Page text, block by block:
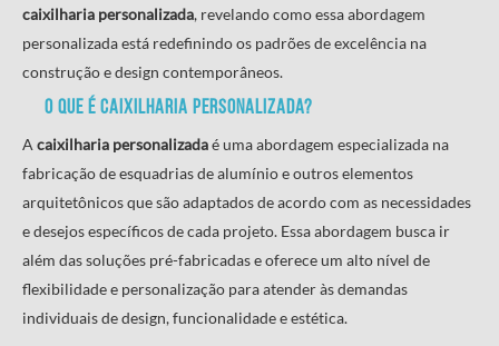
caixilharia personalizada, revelando como essa abordagem
personalizada está redefinindo os padrões de excelência na
construção e design contemporâneos.
O que é caixilharia personalizada?
A caixilharia personalizadaé uma abordagem especializada na
fabricação de esquadrias de alumínio e outros elementos
arquitetônicos que são adaptados de acordo com as necessidades
e desejos específicos de cada projeto. Essa abordagem busca ir
além das soluções pré-fabricadas e oferece um alto nível de
flexibilidade e personalização para atender às demandas
individuais de design, funcionalidade e estética.